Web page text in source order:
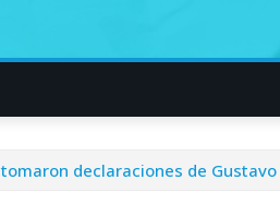
declaraciones de